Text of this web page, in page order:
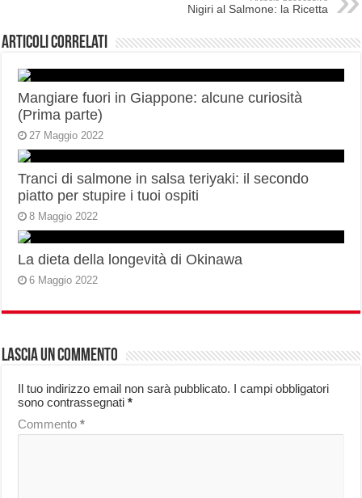
Nigiri al Salmone: la Ricetta
Articoli correlati
Mangiare fuori in Giappone: alcune curiosità
(Prima parte)
27 Maggio 2022
Tranci di salmone in salsa teriyaki: il secondo
piatto per stupire i tuoi ospiti
8 Maggio 2022
La dieta della longevità di Okinawa
6 Maggio 2022
Lascia un commento
Il tuo indirizzo email non sarà pubblicato. I campi obbligatori
sono contrassegnati*
Commento*